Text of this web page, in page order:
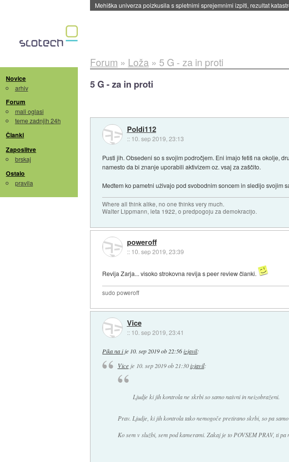
Evropska vesoljska agencija razvija svojo raketo za večkratno uporabo::
Novice
arhiv
Forum
mali oglasi
teme zadnjih 24h
Članki
Zaposlitve
brskaj
Ostalo
pravila
Forum » Loža» 5 G - za in proti
5 G - za in proti
Poldi112
:: 10. sep 2019, 23:13
Pusti jih. Obsedeni so s svojim področjem. Eni imajo fetiš na okolje,
namesto da bi znanje uporabili aktivizem oz. vsaj za zaščito.
Medtem ko pametni uživajo pod svobodnim soncem in sledijo svojim
Where all think alike, no one thinks very much.
Walter Lippmann, leta 1922, o predpogoju za demokracijo.
poweroff
:: 10. sep 2019, 23:39
Revija Zarja... visoko strokovna revija s peer review članki.
sudo poweroff
Vice
:: 10. sep 2019, 23:41
Pika na ije 10. sep 2019 ob 22:56 izjavil:
Vice je 10. sep 2019 ob 21:30 izjavil:
Ljudje ki jih kontrola ne skrbi so samo naivni in neizobraženi.
Prav. Ljudje, ki jih kontrola tako nemogoče pretirano skrbi, so pa
Ko sem v službi, sem pod kamerami. Zakaj je to POVSEM PRAV, ti pa